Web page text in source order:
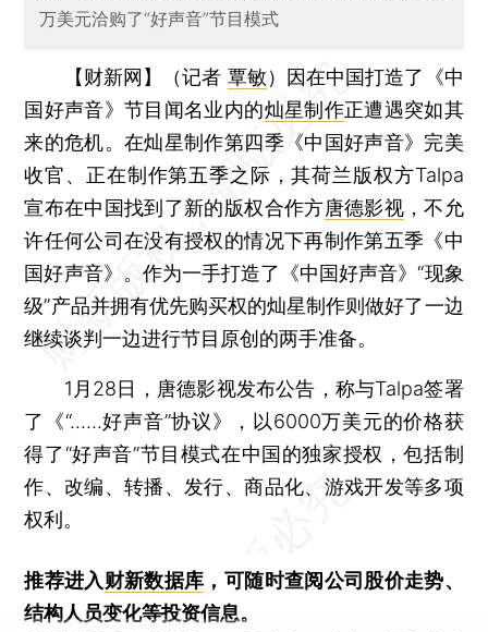
万美元洽购了“好声音”节目模式
【财新网】（记者 覃敏）
因在中国打造了《中
国好声音》节目闻名业内的灿星制作正遭遇突如其
来的危机。在灿星制作第四季《中国好声音》完美
收官、正在制作第五季之际，其荷兰版权方Talpa
宣布在中国找到了新的版权合作方唐德影视，不允
许任何公司在没有授权的情况下再制作第五季《中
国好声音》。作为一手打造了《中国好声音》“现象
级”产品并拥有优先购买权的灿星制作则做好了一边
继续谈判一边进行节目原创的两手准备。
1月28日，唐德影视发布公告，称与Talpa签署
了《“......好声音”协议》，以6000万美元的价格获
得了“好声音”节目模式在中国的独家授权，包括制
作、改编、转播、发行、商品化、游戏开发等多项
权利。
推荐进入财新数据库 ，可随时查阅公司股价走势、
结构人员变化等投资信息。